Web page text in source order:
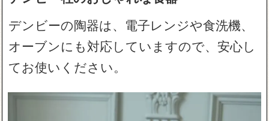
デンビーの陶器は、電子レンジや食洗機、
オーブンにも対応していますので、安心し
てお使いください。